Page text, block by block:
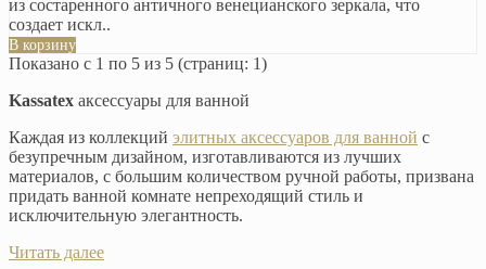
из состаренного античного венецианского зеркала, что
создает искл..
В корзину
Показано с 1 по 5 из 5 (страниц: 1)
Kassatex аксессуары для ванной
Каждая из коллекций элитных аксессуаров для ванной с
безупречным дизайном, изготавливаются из лучших
материалов, с большим количеством ручной работы, призвана
придать ванной комнате непреходящий стиль и
исключительную элегантность.
Читать далее